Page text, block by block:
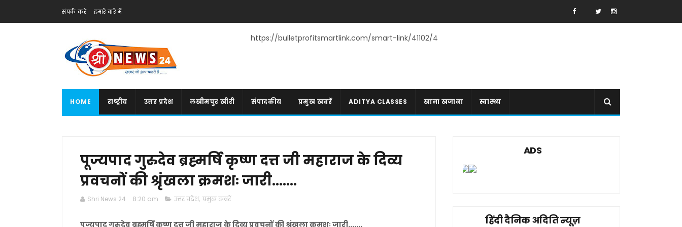
संपर्क करें हमारे बारे में
https://bulletprofitsmartlink.com/smart-link/41102/4
HOME राष्ट्रीय उत्तर प्रदेश लखीमपुर खीरी संपादकीय प्रमुख खबरें ADITYA CLASSES खाना खजाना स्वास्थ्य
पूज्यपाद गुरुदेव ब्रह्मर्षि कृष्ण दत्त जी महाराज के दिव्य
प्रवचनों की श्रृंखला क्रमशः जारी.......
Shri News 24 8:20 am उत्तर प्रदेश, प्रमुख खबरें
पूज्यपाद गुरुदेव ब्रह्मर्षि कृष्ण दत्त जी महाराज के दिव्य प्रवचनों की श्रृंखला क्रमशः जारी.......
ADS
हिंदी दैनिक अदिति न्यूज़